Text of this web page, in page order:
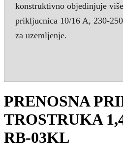
konstruktivno objedinjuje
prikljucnica 10/16 A, 230-
za uzemljenje.
PRENOSNA
TROSTRUKA
RB-03KL